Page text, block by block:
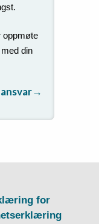
oppmøte
din
→
for